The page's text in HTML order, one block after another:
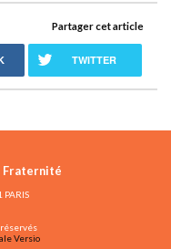
Partager cet article
TWITTER
Fraternité
Versio